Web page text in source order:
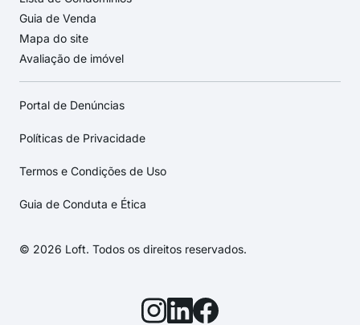
Guia de Venda
Mapa do site
Avaliação de imóvel
Portal de Denúncias
Políticas de Privacidade
Termos e Condições de Uso
Guia de Conduta e Ética
© 2026 Loft. Todos os direitos reservados.